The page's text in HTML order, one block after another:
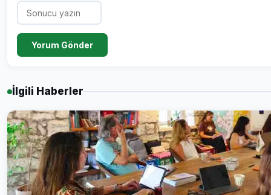
Yorum Gönder
İlgili Haberler